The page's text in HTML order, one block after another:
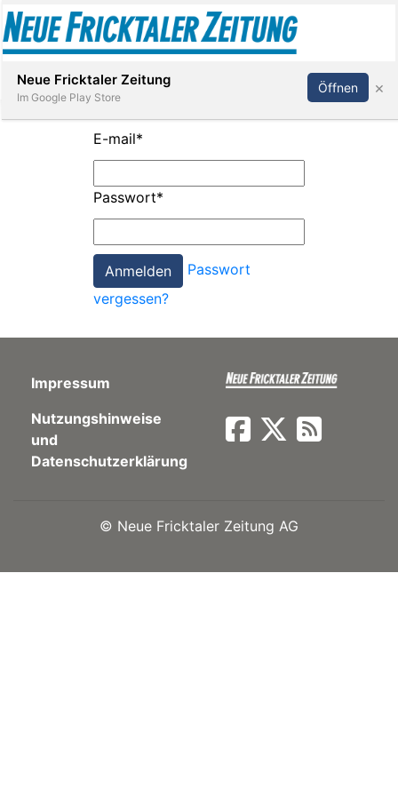
Paper
App
Abonnieren Anmelden
E-mail*
Passwort*
Passwort
vergessen?
Impressum
Nutzungshinweise
und
Datenschutzerklärung
© Neue Fricktaler Zeitung AG
Neue Fricktaler Zeitung
Im Google Play Store
Öffnen ×